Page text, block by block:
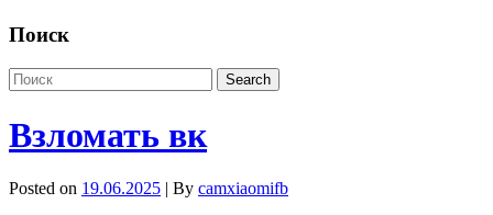
Поиск
Взломать вк
Posted on 19.06.2025 | By camxiaomifb